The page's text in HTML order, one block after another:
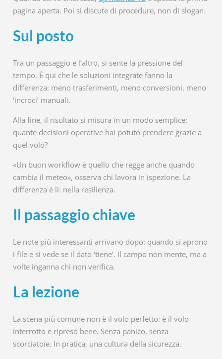
pagina aperta. Poi si discute di procedure, non di slogan.
Sul posto
Tra un passaggio e l’altro, si sente la pressione del
tempo. È qui che le soluzioni integrate fanno la
differenza: meno trasferimenti, meno conversioni, meno
‘incroci’ manuali.
Alla fine, il risultato si misura in un modo semplice:
quante decisioni operative hai potuto prendere grazie a
quel volo?
«Un buon workflow è quello che regge anche quando
cambia il meteo», osserva chi lavora in ispezione. La
differenza è lì: nella resilienza.
Il passaggio chiave
Le note più interessanti arrivano dopo: quando si aprono
i file e si vede se il dato ‘tiene’. Il campo non mente, ma a
volte inganna chi non verifica.
La lezione
La scena più comune non è il volo perfetto: è il volo
interrotto e ripreso bene. Senza panico, senza
scorciatoie. In pratica, una cultura della sicurezza.